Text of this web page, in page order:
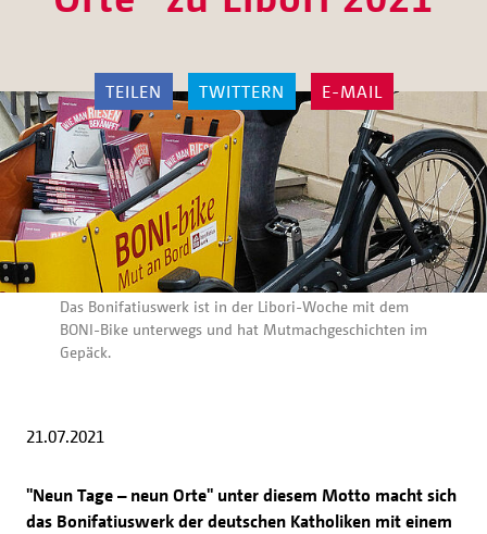
TEILEN TWITTERN E-MAIL
Das Bonifatiuswerk ist in der Libori-Woche mit dem
BONI-Bike unterwegs und hat Mutmachgeschichten im
Gepäck.
21.07.2021
"Neun Tage – neun Orte" unter diesem Motto macht sich
das Bonifatiuswerk der deutschen Katholiken mit einem